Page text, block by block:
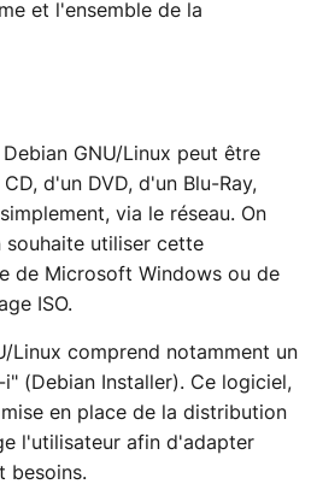
et l'ensemble de la
GNU/Linux peut être
d'un DVD, d'un Blu-Ray,
via le réseau. On
souhaite utiliser cette
de Microsoft Windows ou de
ISO.
Linux comprend notamment un
(Debian Installer). Ce logiciel,
en place de la distribution
l'utilisateur afin d'adapter
besoins.